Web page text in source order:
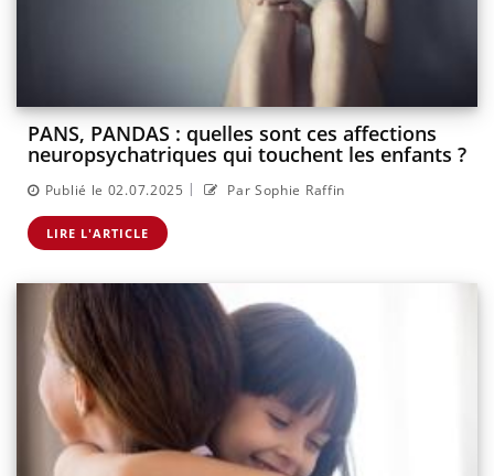
PANS, PANDAS : quelles sont ces affections
neuropsychatriques qui touchent les enfants ?
Publié le 02.07.2025 | Par Sophie Raffin
LIRE L'ARTICLE